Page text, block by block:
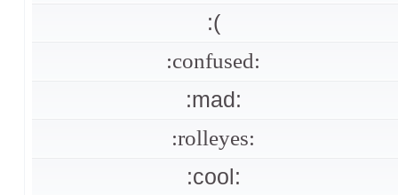
:(
:confused:
:mad:
:rolleyes:
:cool: